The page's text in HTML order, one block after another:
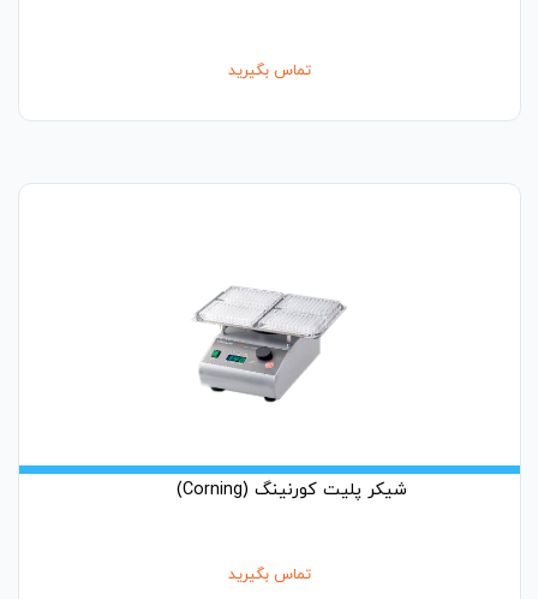
تماس بگیرید
شیکر پلیت کورنینگ (Corning)
تماس بگیرید